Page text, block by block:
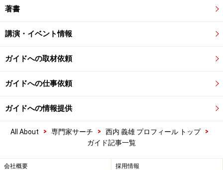
著書
講演・イベント情報
ガイドへの取材依頼
ガイドへの仕事依頼
ガイドへの情報提供
All About > 専門家サーチ > 西内 義雄 プロフィール トップ
>
ガイド記事一覧
会社概要 採用情報